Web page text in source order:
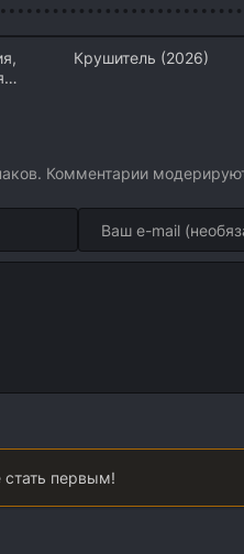
Крушитель (2026)
Комментарии
первым!